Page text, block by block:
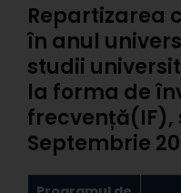
Repartizarea
în anul
studii
la forma de
frecvență(IF),
Septembrie